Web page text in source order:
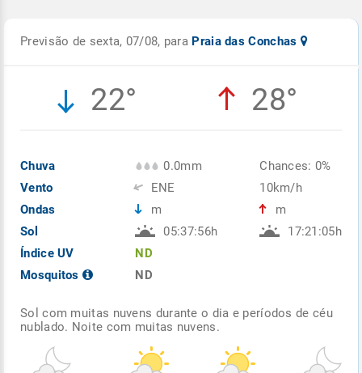
Previsão de sexta, 07/08, para Praia das Conchas
22° 28°
Chuva
Vento
Ondas
Sol
Índice UV
Mosquitos
0.0mm
ENE
m
05:37:56h
ND
ND
Chances: 0%
10km/h
m
17:21:05h
Sol com muitas nuvens durante o dia e períodos de céu
nublado. Noite com muitas nuvens.